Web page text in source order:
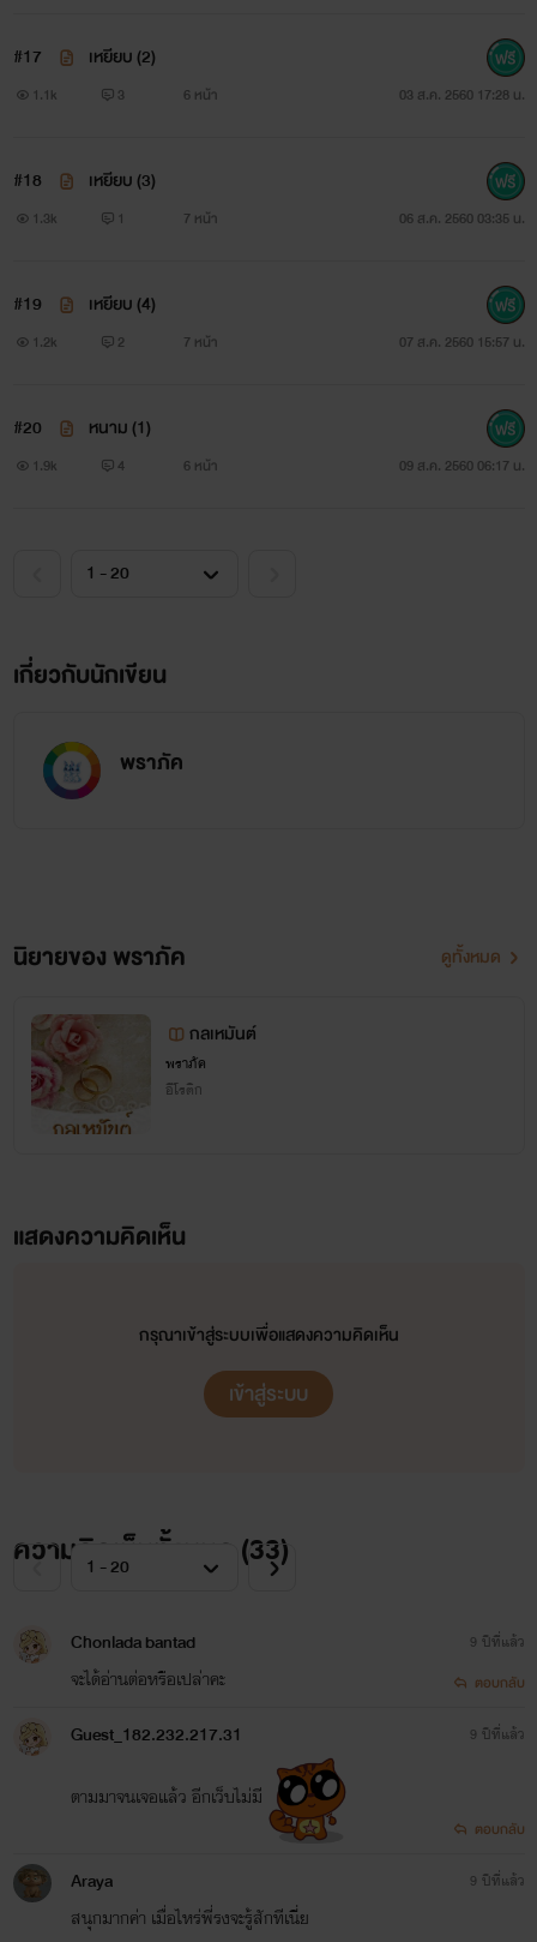
#17 เหยียบ (2)
1.1k 3 6 หน้า 03 ส.ค. 2560 17:28 น.
#18 เหยียบ (3)
1.3k 1 7 หน้า 06 ส.ค. 2560 03:35 น.
#19 เหยียบ (4)
1.2k 2 7 หน้า 07 ส.ค. 2560 15:57 น.
#20 หนาม (1)
1.9k 4 6 หน้า 09 ส.ค. 2560 06:17 น.
เกี่ยวกับนักเขียน
พราภัค
นิยายของ พราภัค ดูทั้งหมด
กลเหมันต์
พราภัค
อีโรติก
แสดงความคิดเห็น
กรุณาเข้าสู่ระบบเพื่อแสดงความคิดเห็น
เข้าสู่ระบบ
ความคิดเห็นทั้งหมด (33)
Chonlada bantad
จะได้อ่านต่อหรือเปล่าคะ
9 ปีที่แล้ว
ตอบกลับ
Guest_182.232.217.31
ตามมาจนเจอแล้ว อีกเว็บไม่มี
9 ปีที่แล้ว
ตอบกลับ
Araya
สนุกมากค่า เมื่อไหร่พี่รงจะรู้สักทีเนี่ย
9 ปีที่แล้ว